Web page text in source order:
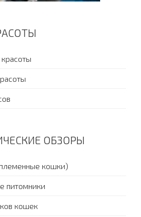
ОБЗОРЫ
кошки)
питомники
кошек